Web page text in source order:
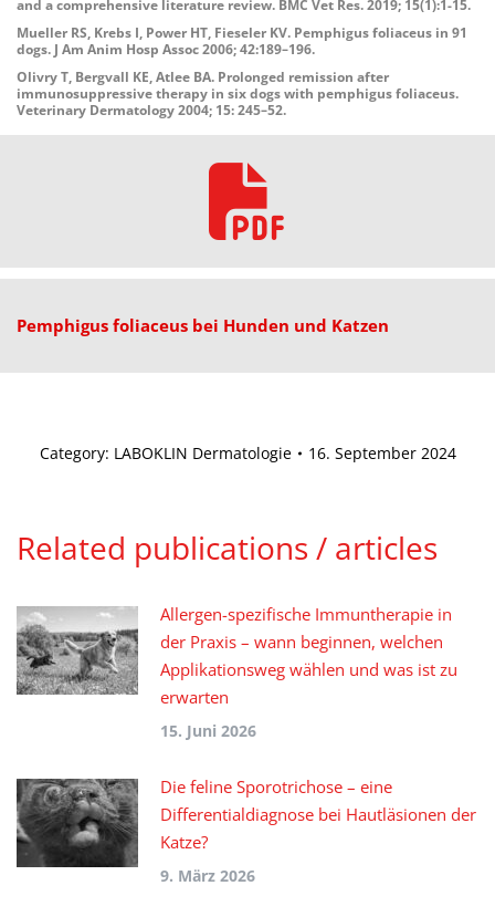
and a comprehensive literature review. BMC Vet Res. 2019; 15(1):1-15.
Mueller RS, Krebs I, Power HT, Fieseler KV. Pemphigus foliaceus in 91
dogs. J Am Anim Hosp Assoc 2006; 42:189–196.
Olivry T, Bergvall KE, Atlee BA. Prolonged remission after
immunosuppressive therapy in six dogs with pemphigus foliaceus.
Veterinary Dermatology 2004; 15: 245–52.
Pemphigus foliaceus bei Hunden und Katzen
Category: LABOKLIN Dermatologie 16. September 2024
Related publications / articles
Allergen-spezifische Immuntherapie in
der Praxis – wann beginnen, welchen
Applikationsweg wählen und was ist zu
erwarten
15. Juni 2026
Die feline Sporotrichose – eine
Differentialdiagnose bei Hautläsionen der
Katze?
9. März 2026